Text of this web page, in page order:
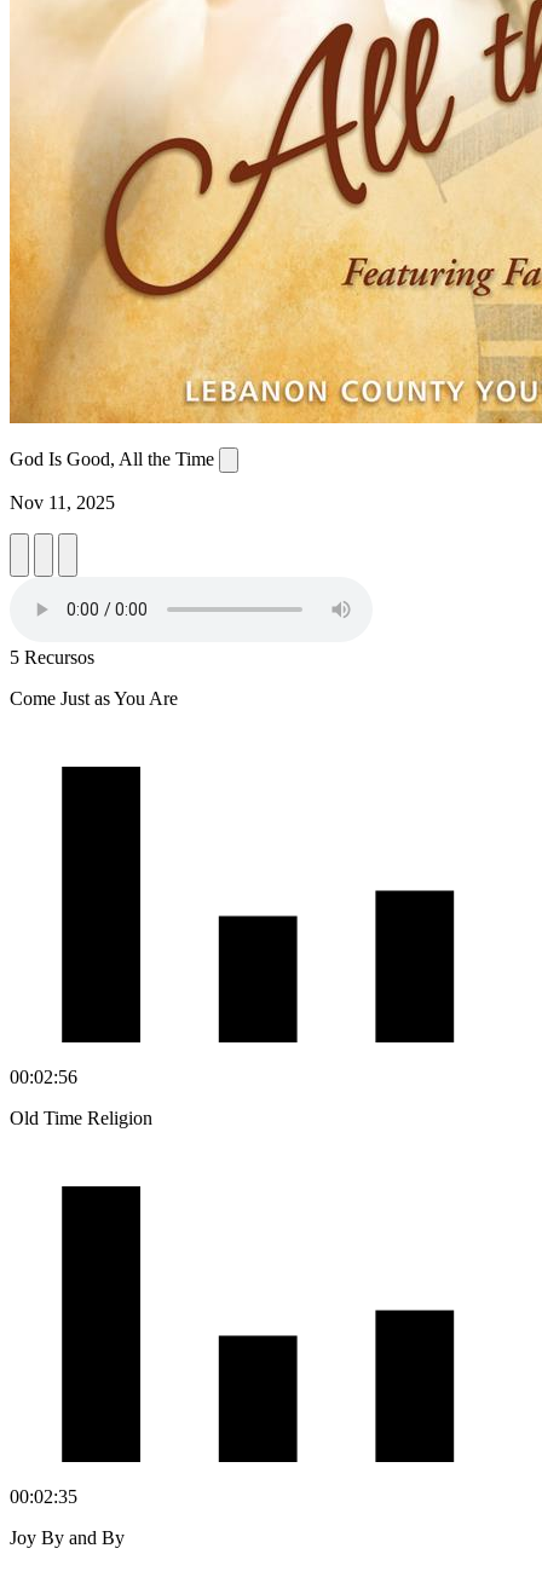
God Is Good, All the Time
Nov 11, 2025
5 Recursos
Come Just as You Are
00:02:56
Old Time Religion
00:02:35
Joy By and By